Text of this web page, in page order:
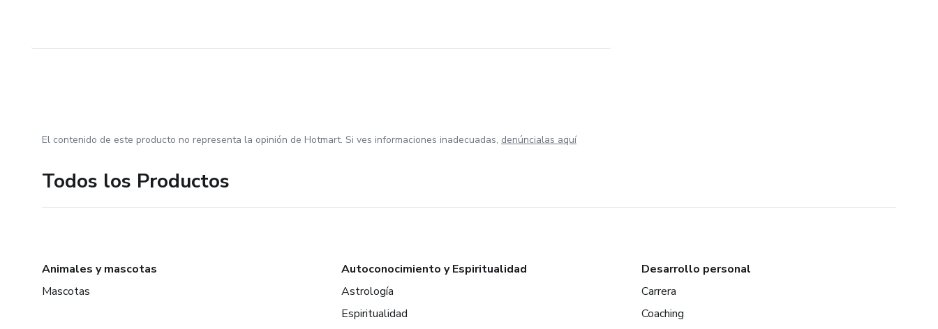
El contenido de este producto no representa la opinión de Hotmart. Si ves informaciones inadecuadas, denúncialas aquí
Todos los Productos
Animales y mascotas
Mascotas
Autoconocimiento y Espiritualidad
Astrología
Espiritualidad
Desarrollo personal
Carrera
Coaching